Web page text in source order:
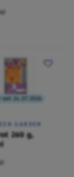
seit 24.07.2026
GARDEN
260 g,